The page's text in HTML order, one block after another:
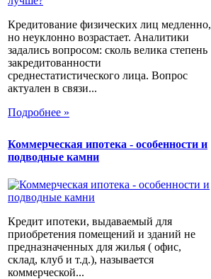
Кредитование физических лиц медленно,
но неуклонно возрастает. Аналитики
задались вопросом: сколь велика степень
закредитованности
среднестатистического лица. Вопрос
актуален в связи...
Подробнее »
Коммерческая ипотека - особенности и
подводные камни
Кредит ипотеки, выдаваемый для
приобретения помещений и зданий не
предназначенных для жилья ( офис,
склад, клуб и т.д.), называется
коммерческой...